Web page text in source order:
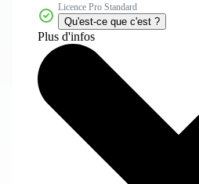
Licence Pro Standard
Qu'est-ce que c'est ?
Plus d'infos